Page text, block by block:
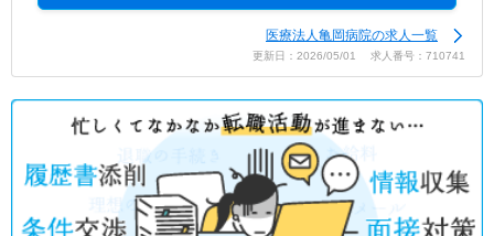
医療法人亀岡病院の求人一覧
更新日：2026/05/01 求人番号：710741